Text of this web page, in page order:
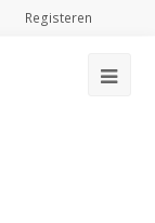
Registeren